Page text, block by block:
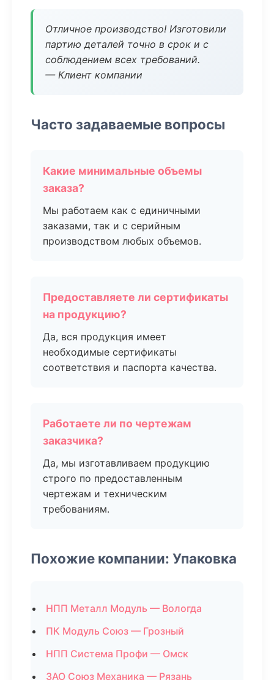
Отличное производство! Изготовили
партию деталей точно в срок и с
соблюдением всех требований.
— Клиент компании
Часто задаваемые вопросы
Какие минимальные объемы
заказа?
Мы работаем как с единичными
заказами, так и с серийным
производством любых объемов.
Предоставляете ли сертификаты
на продукцию?
Да, вся продукция имеет
необходимые сертификаты
соответствия и паспорта качества.
Работаете ли по чертежам
заказчика?
Да, мы изготавливаем продукцию
строго по предоставленным
чертежам и техническим
требованиям.
Похожие компании: Упаковка
НПП Металл Модуль — Вологда
ПК Модуль Союз — Грозный
НПП Система Профи — Омск
ЗАО Союз Механика — Рязань